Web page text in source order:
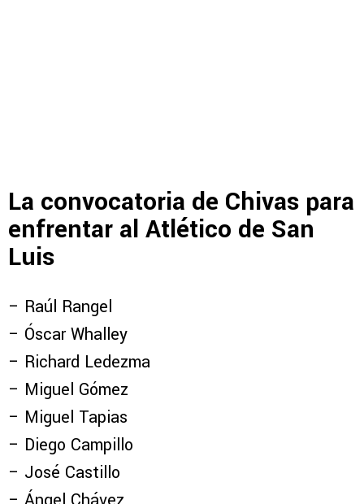
La convocatoria de Chivas para
enfrentar al Atlético de San
Luis
– Raúl Rangel
– Óscar Whalley
– Richard Ledezma
– Miguel Gómez
– Miguel Tapias
– Diego Campillo
– José Castillo